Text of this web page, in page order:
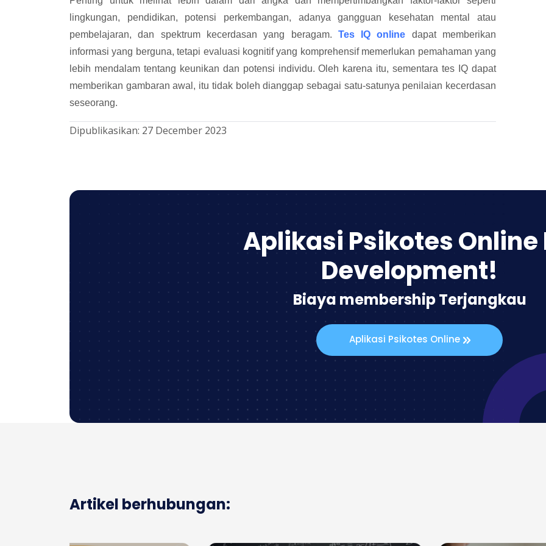
lingkungan, pendidikan, potensi perkembangan, adanya gangguan kesehatan mental atau
pembelajaran, dan spektrum kecerdasan yang beragam. Tes IQ online dapat memberikan
informasi yang berguna, tetapi evaluasi kognitif yang komprehensif memerlukan pemahaman yang
lebih mendalam tentang keunikan dan potensi individu. Oleh karena itu, sementara tes IQ dapat
memberikan gambaran awal, itu tidak boleh dianggap sebagai satu-satunya penilaian kecerdasan
seseorang.
Dipublikasikan: 27 December 2023
Aplikasi Psikotes Online
Development!
Biaya membership Terjangkau
Aplikasi Psikotes Online
Artikel berhubungan: